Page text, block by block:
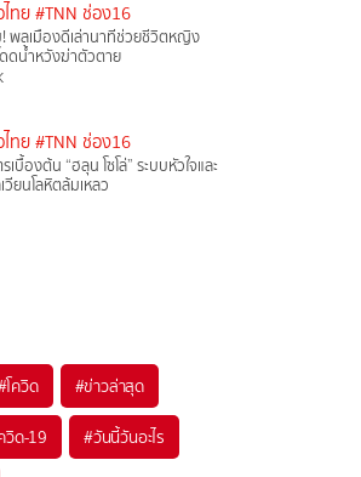
ทย #TNN ช่อง16
พลเมืองดีเล่านาทีช่วยชีวิตหญิง
ดดน้ำหวังฆ่าตัวตาย
ทย #TNN ช่อง16
บื้องต้น “ฮลุน โซโล่” ระบบหัวใจและ
วียนโลหิตล้มเหลว
โควิด #ข่าวล่าสุด
วิด-19 #วันนี้วันอะไร